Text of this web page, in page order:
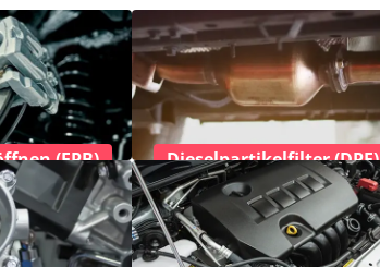
(EPB) Dieselpartikelfilter (DPF)